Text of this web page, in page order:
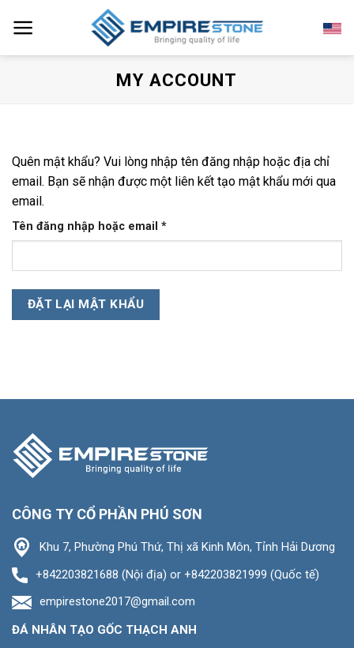
MY ACCOUNT
Quên mật khẩu? Vui lòng nhập tên đăng nhập hoặc địa chỉ
email. Bạn sẽ nhận được một liên kết tạo mật khẩu mới qua
email.
Tên đăng nhập hoặc email *Bắt
buộc
ĐẶT LẠI MẬT KHẨU
CÔNG TY CỔ PHẦN PHÚ SƠN
Khu 7, Phường Phú Thứ, Thị xã Kinh Môn, Tỉnh Hải Dương
+842203821688 (Nội địa) or +842203821999 (Quốc tế)
empirestone2017@gmail.com
ĐÁ NHÂN TẠO GỐC THẠCH ANH